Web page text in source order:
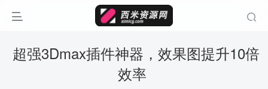
超强3Dmax插件神器，效果图提升10倍
效率